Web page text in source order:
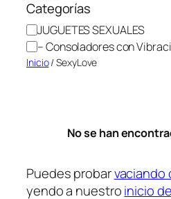
contenido
Categorías
C
a
t
JUGUETES SEXUALES
– Consoladores con
Inicio/ SexyLove
No se han
Puedes probarvaciando
yendo a nuestroinicio